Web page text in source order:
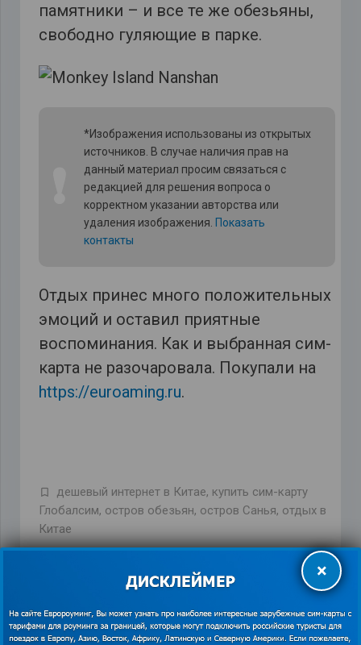
памятники – и все те же обезьяны,
свободно гуляющие в парке.
*Изображения использованы из открытых
источников. В случае наличия прав на
данный материал просим связаться с
редакцией для решения вопроса о
корректном указании авторства или
удаления изображения. Показать
контакты
Отдых принес много положительных
эмоций и оставил приятные
воспоминания. Как и выбранная сим-
карта не разочаровала. Покупали на
https://euroaming.ru.
дешевый интернет в Китае, купить сим-карту
Глобалсим, остров обезьян, остров Санья, отдых в
Китае
×